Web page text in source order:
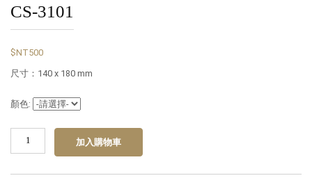
CS-3101
$NT500
尺寸：140 x 180 mm
顏色: